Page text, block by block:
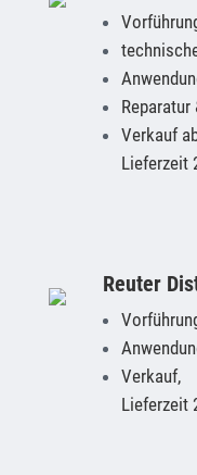
Reparatur
Verkauf
Lieferzeit
Reuter
Verkauf,
Lieferzeit